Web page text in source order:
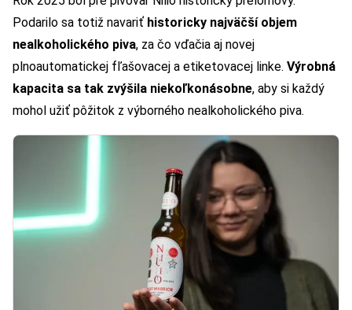
Podarilo sa totiž navariť historicky najväčší objem
nealkoholického piva, za čo vďačia aj novej
plnoautomatickej fľašovacej a etiketovacej linke. Výrobná
kapacita sa tak zvýšila niekoľkonásobne, aby si každý
mohol užiť pôžitok z výborného nealkoholického piva.